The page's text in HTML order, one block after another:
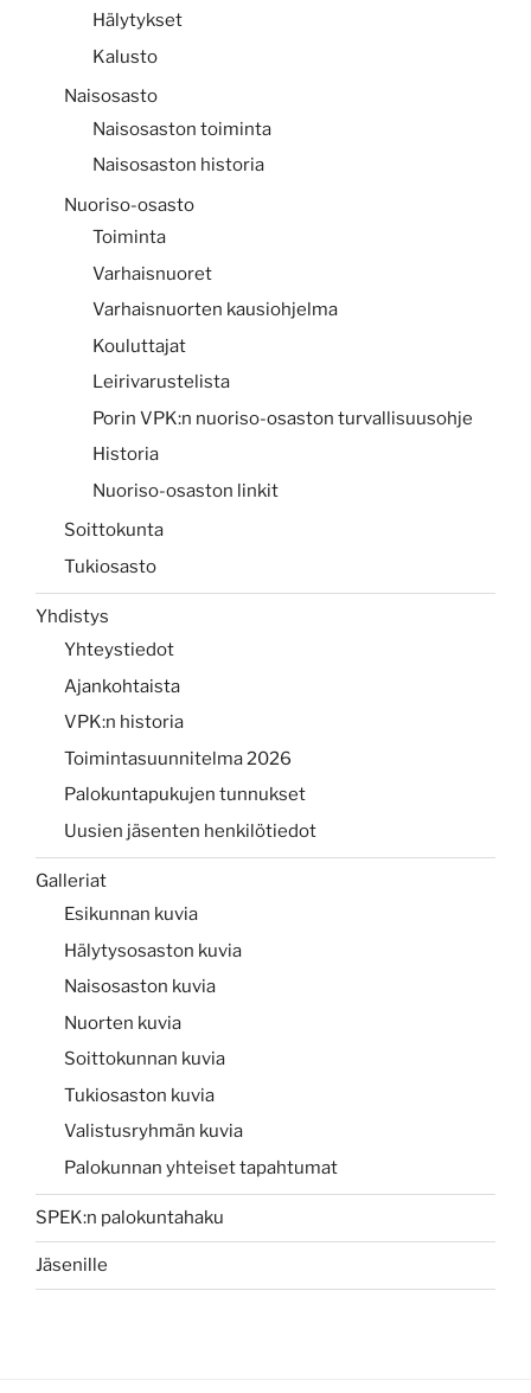
Hälytykset
Kalusto
Naisosasto
Naisosaston toiminta
Naisosaston historia
Nuoriso-osasto
Toiminta
Varhaisnuoret
Varhaisnuorten kausiohjelma
Kouluttajat
Leirivarustelista
Porin VPK:n nuoriso-osaston turvallisuusohje
Historia
Nuoriso-osaston linkit
Soittokunta
Tukiosasto
Yhdistys
Yhteystiedot
Ajankohtaista
VPK:n historia
Toimintasuunnitelma 2026
Palokuntapukujen tunnukset
Uusien jäsenten henkilötiedot
Galleriat
Esikunnan kuvia
Hälytysosaston kuvia
Naisosaston kuvia
Nuorten kuvia
Soittokunnan kuvia
Tukiosaston kuvia
Valistusryhmän kuvia
Palokunnan yhteiset tapahtumat
SPEK:n palokuntahaku
Jäsenille